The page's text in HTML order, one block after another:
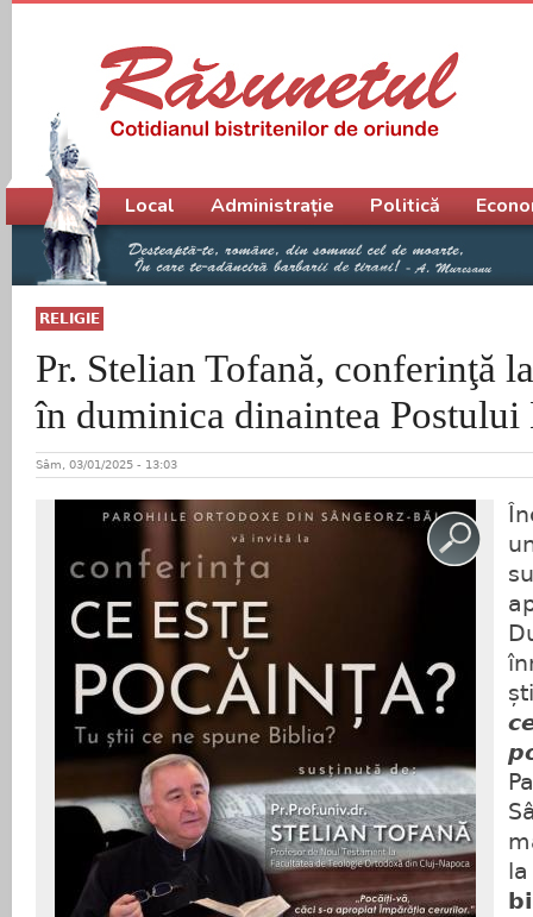
RELIGIE
Pr. Stelian Tofană, conferinţă
în duminica dinaintea Postului
Sâm, 03/01/2025 - 13:03
Meniu principal
Local Administrație Politică